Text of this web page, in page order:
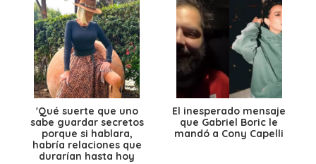
'Qué suerte que uno
sabe guardar secretos
porque si hablara,
habría relaciones que
durarían hasta hoy
El inesperado mensaje
que Gabriel Boric le
mandó a Cony Capelli